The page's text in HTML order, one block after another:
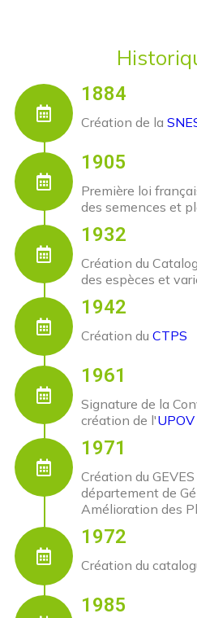
1884
Création de la
1905
Première loi
des semences et
1932
Création du
des espèces et
1942
Création du CTPS
1961
Signature de la
création de l'UPOV
1971
Création du
département de
Amélioration des
1972
Création du
1985